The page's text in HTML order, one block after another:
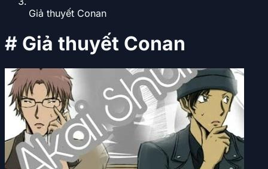
Giả thuyết Conan
# Giả thuyết Conan